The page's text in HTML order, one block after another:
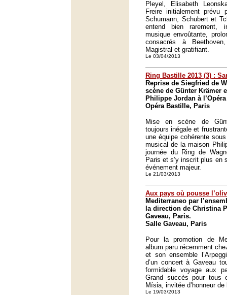
Pleyel, Elisabeth
Freire initialement prévu
Schumann, Schubert et
entend bien rarement,
musique envoûtante,
consacrés à
Magistral et gratifiant.
Le 03/04/2013
Ring Bastille 2013 (3) :
Reprise de Siegfried de
scène de Günter Krämer
Philippe Jordan à
Opéra Bastille, Paris
Mise en scène de
toujours inégale et
une équipe cohérente
musical de la maison
journée du Ring de
Paris et s’y inscrit plus en
événement majeur.
Le 21/03/2013
Aux pays où pousse
Mediterraneo par
la direction de Christina
Gaveau, Paris.
Salle Gaveau, Paris
Pour la promotion de
album paru récemment
et son ensemble
d’un concert à Gaveau
formidable voyage aux
Grand succès pour tous
Mísia, invitée d’honneur
Le 19/03/2013